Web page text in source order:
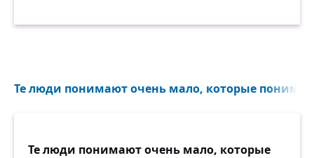
Те люди понимают очень мало, которые
Те люди понимают очень мало, которые